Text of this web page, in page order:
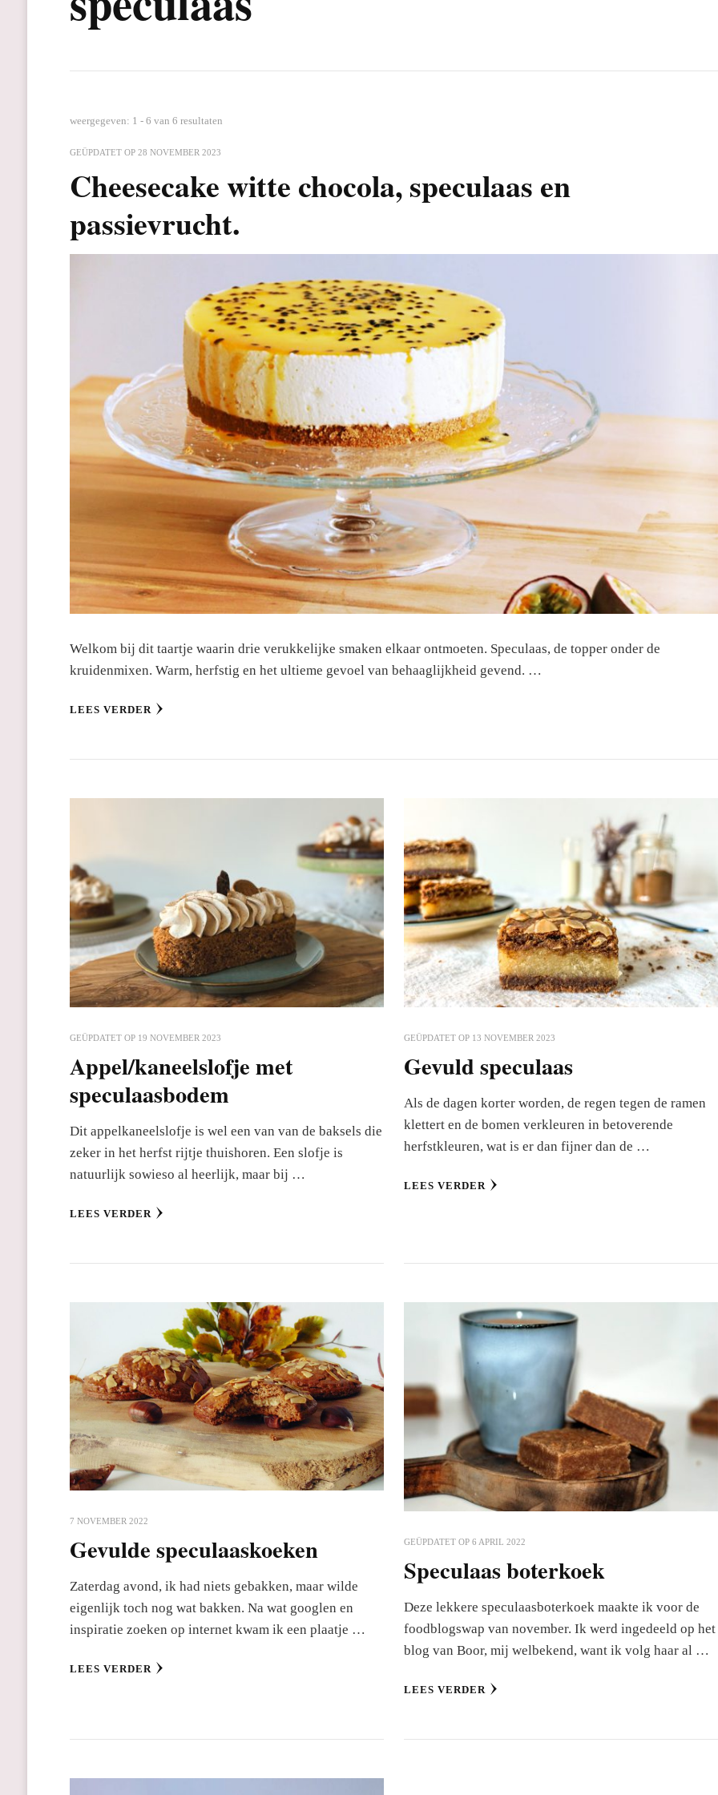
weergegeven: 1 - 6 van 6 resultaten
GEÜPDATET OP28 NOVEMBER 2023
Cheesecake witte chocola, speculaas en
passievrucht.
Welkom bij dit taartje waarin drie verukkelijke smaken elkaar ontmoeten. Speculaas, de topper onder de
kruidenmixen. Warm, herfstig en het ultieme gevoel van behaaglijkheid gevend. …
LEES VERDER
GEÜPDATET OP 19 NOVEMBER 2023
Appel/kaneelslofje met
speculaasbodem
Dit appelkaneelslofje is wel een van van de baksels die
zeker in het herfst rijtje thuishoren. Een slofje is
natuurlijk sowieso al heerlijk, maar bij …
LEES VERDER
GEÜPDATET OP 13 NOVEMBER 2023
Gevuld speculaas
Als de dagen korter worden, de regen tegen de ramen
klettert en de bomen verkleuren in betoverende
herfstkleuren, wat is er dan fijner dan de …
LEES VERDER
7 NOVEMBER 2022
Gevulde speculaaskoeken
Zaterdag avond, ik had niets gebakken, maar wilde
eigenlijk toch nog wat bakken. Na wat googlen en
inspiratie zoeken op internet kwam ik een plaatje …
LEES VERDER
GEÜPDATET OP 6 APRIL 2022
Speculaas boterkoek
Deze lekkere speculaasboterkoek maakte ik voor de
foodblogswap van november. Ik werd ingedeeld op het
blog van Boor, mij welbekend, want ik volg haar al …
LEES VERDER